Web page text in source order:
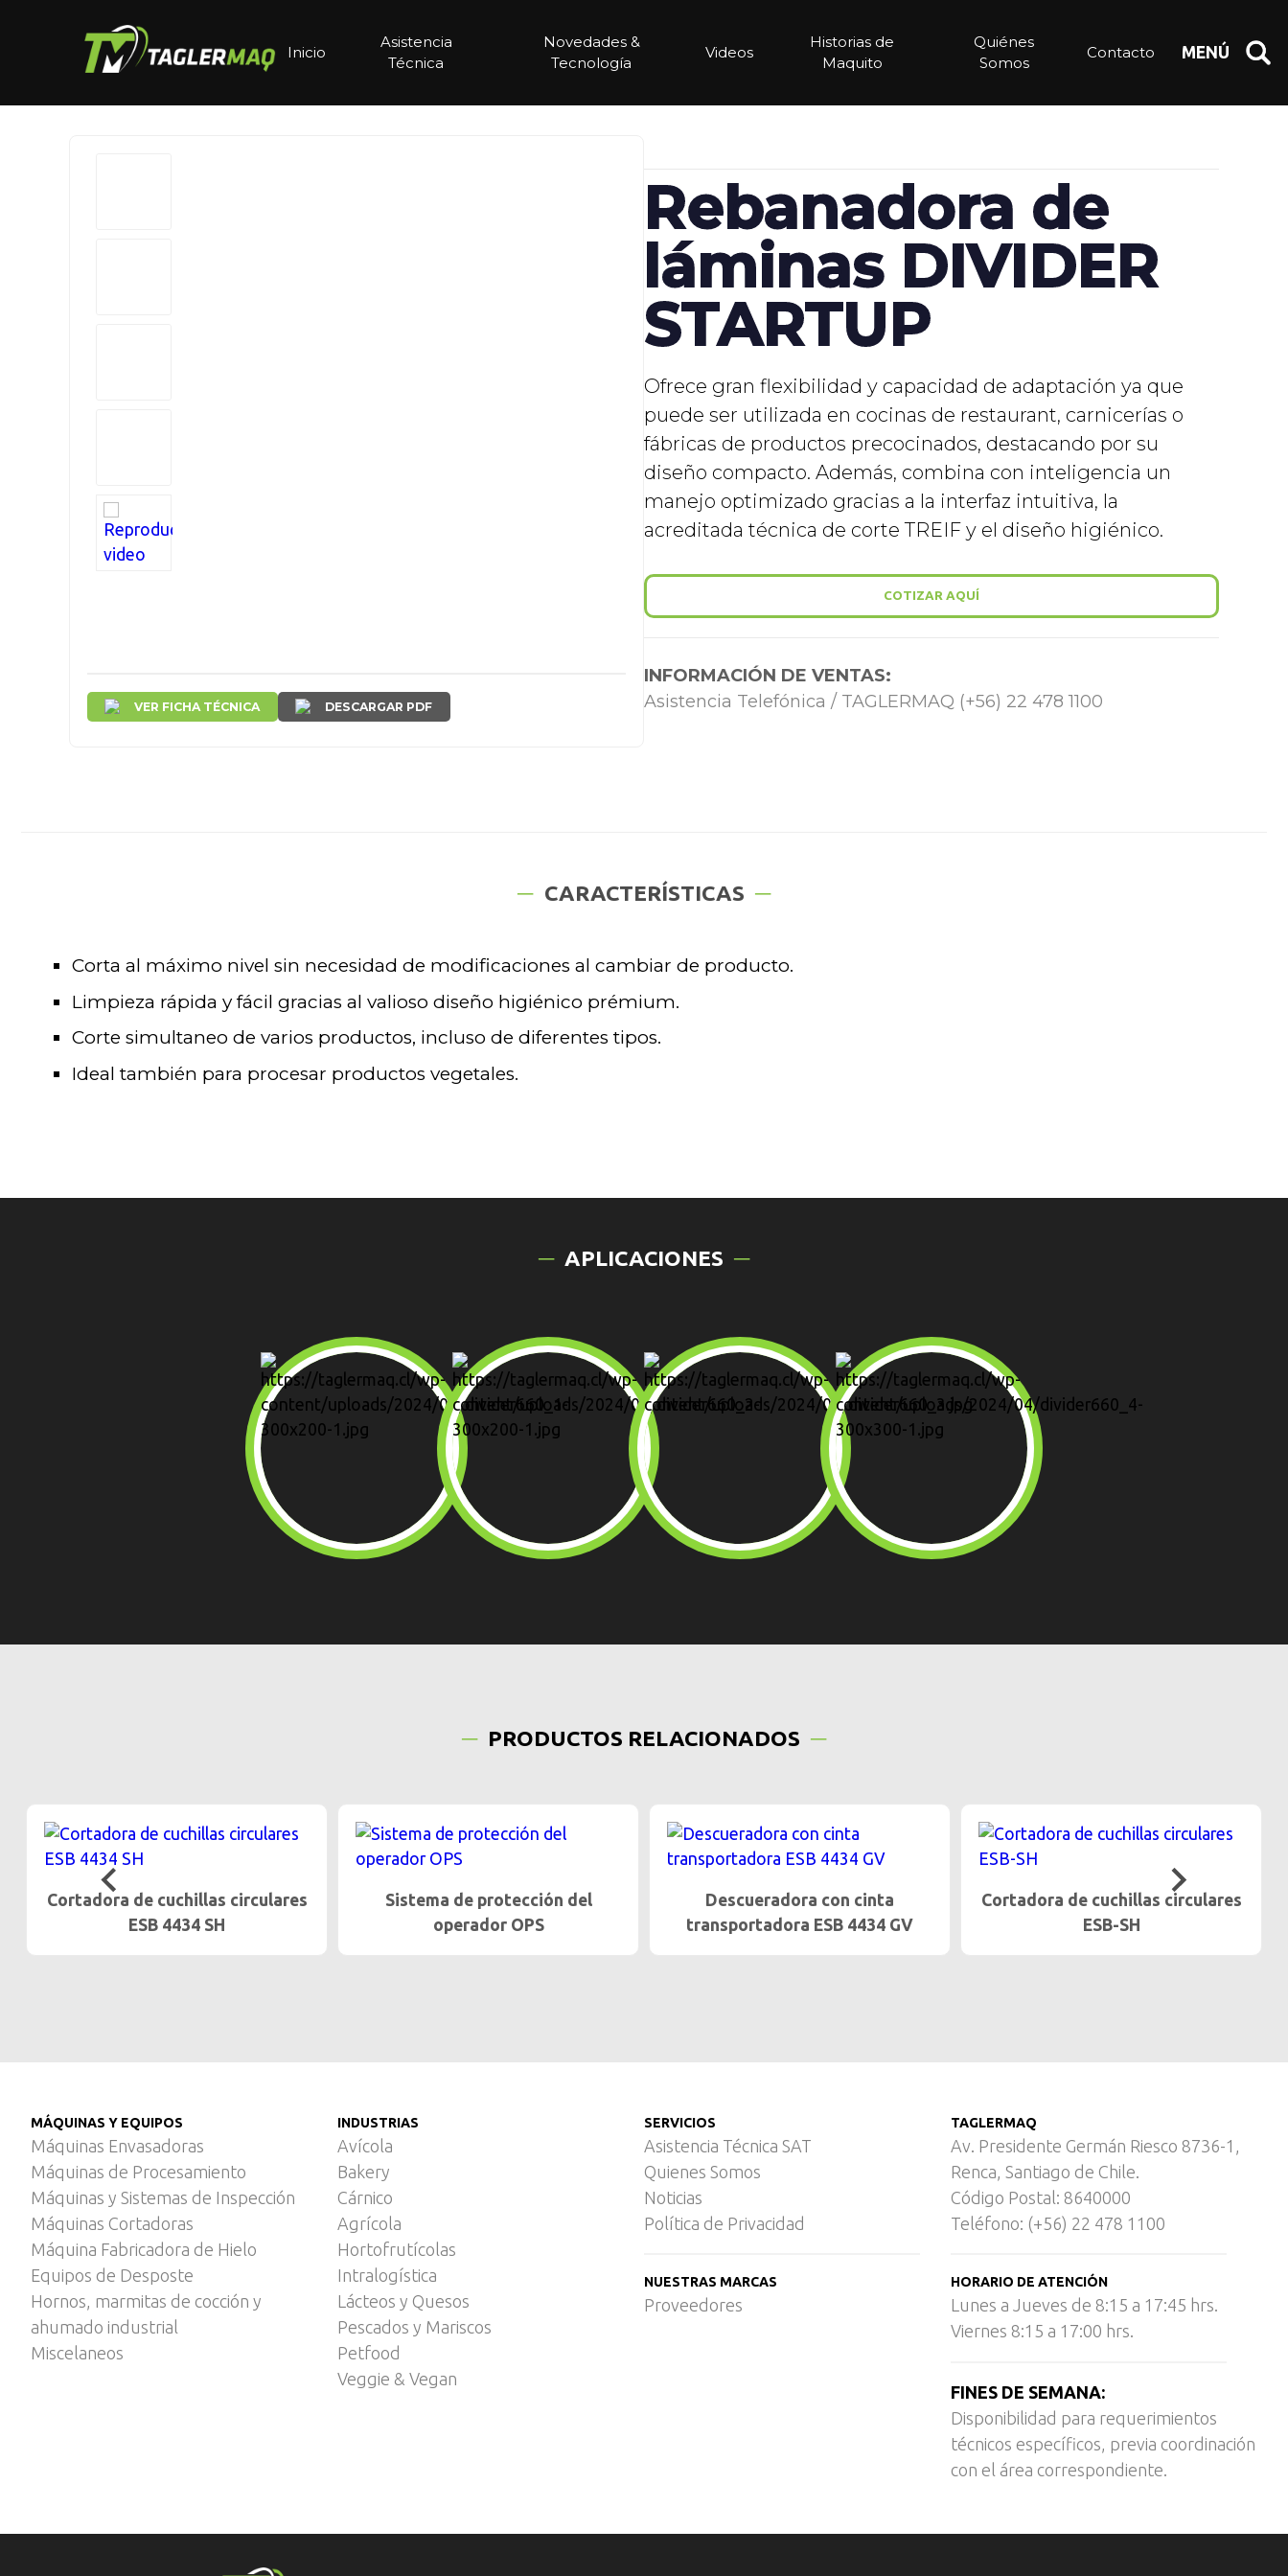
Inicio
Asistencia
Técnica
Novedades &
Tecnología
Videos
Historias de
Maquito
Quiénes
Somos
Contacto MENÚ
VER FICHA TÉCNICA DESCARGAR PDF
Rebanadora de
láminas DIVIDER
STARTUP
Ofrece gran flexibilidad y capacidad de adaptación ya que
puede ser utilizada en cocinas de restaurant, carnicerías o
fábricas de productos precocinados, destacando por su
diseño compacto. Además, combina con inteligencia un
manejo optimizado gracias a la interfaz intuitiva, la
acreditada técnica de corte TREIF y el diseño higiénico.
COTIZAR AQUÍ
INFORMACIÓN DE VENTAS:
Asistencia Telefónica / TAGLERMAQ (+56) 22 478 1100
CARACTERÍSTICAS
Corta al máximo nivel sin necesidad de modificaciones al cambiar de producto.
Limpieza rápida y fácil gracias al valioso diseño higiénico prémium.
Corte simultaneo de varios productos, incluso de diferentes tipos.
Ideal también para procesar productos vegetales.
APLICACIONES
PRODUCTOS RELACIONADOS
Sistema de protección del
operador OPS
Descueradora con cinta
transportadora ESB 4434 GV
Cortadora de cuchillas circulares
ESB-SH
Desmembranadora EVM-5006
MÁQUINAS Y EQUIPOS
Máquinas Envasadoras
Máquinas de Procesamiento
Máquinas y Sistemas de Inspección
Máquinas Cortadoras
Máquina Fabricadora de Hielo
Equipos de Desposte
Hornos, marmitas de cocción y
ahumado industrial
Miscelaneos
INDUSTRIAS
Avícola
Bakery
Cárnico
Agrícola
Hortofrutícolas
Intralogística
Lácteos y Quesos
Pescados y Mariscos
Petfood
Veggie & Vegan
SERVICIOS
Asistencia Técnica SAT
Quienes Somos
Noticias
Política de Privacidad
NUESTRAS MARCAS
Proveedores
TAGLERMAQ
Av. Presidente Germán Riesco 8736-1,
Renca, Santiago de Chile.
Código Postal: 8640000
Teléfono: (+56) 22 478 1100
HORARIO DE ATENCIÓN
Lunes a Jueves de 8:15 a 17:45 hrs.
Viernes 8:15 a 17:00 hrs.
FINES DE SEMANA:
Disponibilidad para requerimientos
técnicos específicos, previa coordinación
con el área correspondiente.